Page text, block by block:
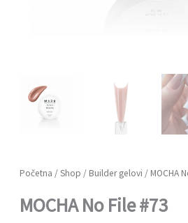
Početna /Shop / Builder gelovi / MOCHA
MOCHA No File #73
Raspon
cijena:
MOCHA
File